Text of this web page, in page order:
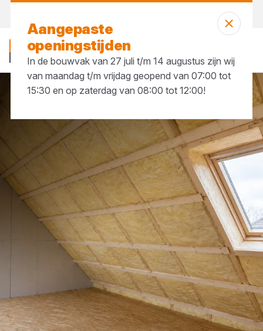
Aangepaste
openingstijden
In de bouwvak van 27 juli t/m 14 augustus zijn wij
van maandag t/m vrijdag geopend van 07:00 tot
15:30 en op zaterdag van 08:00 tot 12:00!